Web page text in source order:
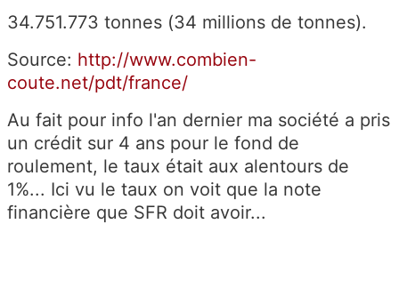
34.751.773 tonnes (34 millions de tonnes).
Source: http://www.combien-
coute.net/pdt/france/
Au fait pour info l'an dernier ma société a pris
un crédit sur 4 ans pour le fond de
roulement, le taux était aux alentours de
1%... Ici vu le taux on voit que la note
financière que SFR doit avoir...